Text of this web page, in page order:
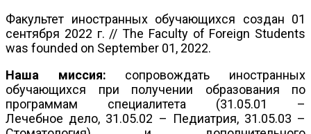
Факультет иностранных обучающихся создан 01
сентября 2022 г. // The Faculty of Foreign Students
was founded on September 01, 2022.
Наша миссия: сопровождать иностранных
обучающихся при получении образования по
программам специалитета (31.05.01 –
Лечебное дело, 31.05.02 – Педиатрия, 31.05.03 –